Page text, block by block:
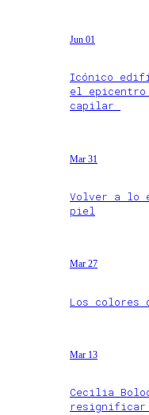
Jun 01
Icónico
el
capilar
Mar 31
Volver a lo
piel
Mar 27
Los colores
Mar 13
Cecilia
resignificar